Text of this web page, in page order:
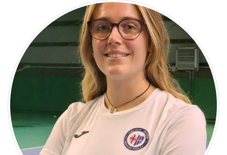
CONTATTI
SPONSOR
ITF